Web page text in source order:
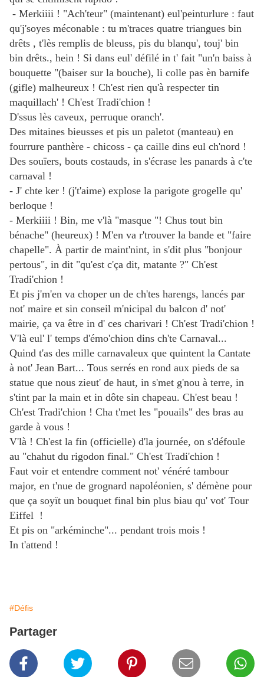
- Merkiiii ! "Ach'teur" (maintenant) eul'peinturlure : faut
qu'j'soyes méconable : tu m'traces quatre triangues bin
drêts , t'lès remplis de bleuss, pis du blanqu', touj' bin
bin drêts., hein ! Si dans eul' défilé in t' fait "un'n baiss à
bouquette "(baiser sur la bouche), li colle pas èn barnife
(gifle) malheureux ! Ch'est rien qu'à respecter tin
maquillach' ! Ch'est Tradi'chion !
D'ssus lès caveux, perruque oranch'.
Des mitaines bieusses et pis un paletot (manteau) en
fourrure panthère - chicoss - ça caille dins eul ch'nord !
Des souïers, bouts costauds, in s'écrase les panards à c'te
carnaval !
- J' chte ker ! (j't'aime) explose la parigote grogelle qu'
berloque !
- Merkiiii ! Bin, me v'là "masque "! Chus tout bin
bénache" (heureux) ! M'en va r'trouver la bande et "faire
chapelle". À partir de maint'nint, in s'dit plus "bonjour
pertous", in dit "qu'est c'ça dit, matante ?" Ch'est
Tradi'chion !
Et pis j'm'en va choper un de ch'tes harengs, lancés par
not' maire et sin conseil m'nicipal du balcon d' not'
mairie, ça va être in d' ces charivari ! Ch'est Tradi'chion !
V'là eul' l' temps d'émo'chion dins ch'te Carnaval...
Quind t'as des mille carnavaleux que quintent la Cantate
à not' Jean Bart... Tous serrés en rond aux pieds de sa
statue que nous zieut' de haut, in s'met g'nou à terre, in
s'tint par la main et in dôte sin chapeau. Ch'est beau !
Ch'est Tradi'chion ! Cha t'met les "pouails" des bras au
garde à vous !
V'là ! Ch'est la fin (officielle) d'la journée, on s'défoule
au "chahut du rigodon final." Ch'est Tradi'chion !
Faut voir et entendre comment not' vénéré tambour
major, en t'nue de grognard napoléonien, s' démène pour
que ça soyït un bouquet final bin plus biau qu' vot' Tour
Eiffel !
Et pis on "arkéminche"... pendant trois mois !
In t'attend !
#Défis
Partager